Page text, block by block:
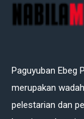
Paguyuban Ebeg
merupakan
pelestarian dan